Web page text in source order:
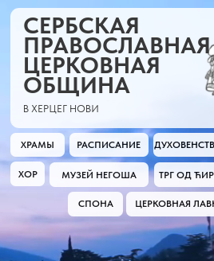
СЕРБСКАЯ
ПРАВОСЛАВНАЯ
ЦЕРКОВНАЯ
ОБЩИНА
В ХЕРЦЕГ НОВИ
ДУХОВЕНСТВО
ХРАМЫ РАСПИСАНИЕ
ХОР МУЗЕЙ НЕГОША ТРГ ОД
ЦЕРКОВНАЯ ЛАВКА
СПОНА